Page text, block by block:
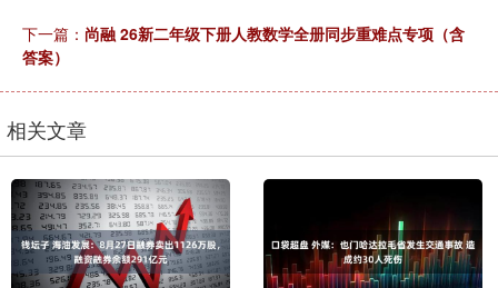
下一篇： 尚融 26新二年级下册人教数学全册同步重难点专项（含
答案）
相关文章